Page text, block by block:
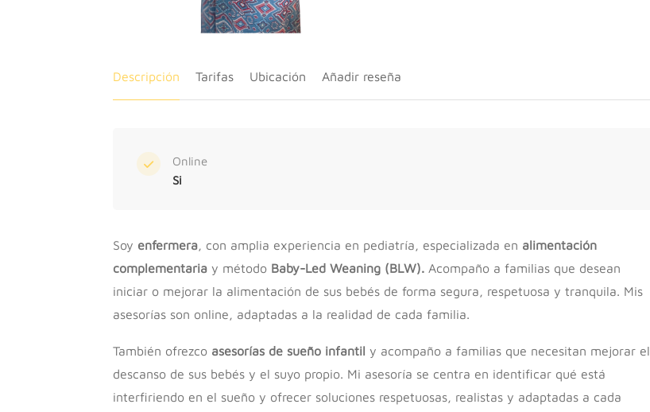
Descripción Tarifas Ubicación Añadir reseña
Online
Si
Soy enfermera, con amplia experiencia en pediatría, especializada en alimentación
complementaria y método Baby-Led Weaning (BLW). Acompaño a familias que desean
iniciar o mejorar la alimentación de sus bebés de forma segura, respetuosa y tranquila. Mis
asesorías son online, adaptadas a la realidad de cada familia.
También ofrezco asesorías de sueño infantil y acompaño a familias que necesitan mejorar el
descanso de sus bebés y el suyo propio. Mi asesoría se centra en identificar qué está
interfiriendo en el sueño y ofrecer soluciones respetuosas, realistas y adaptadas a cada